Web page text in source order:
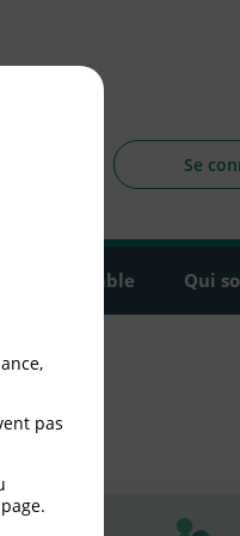
Se
Agir ensemble Qui
pas